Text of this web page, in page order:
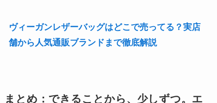
ヴィーガンレザーバッグはどこで売ってる？実店
舗から人気通販ブランドまで徹底解説
まとめ：できることから、少しずつ。エ